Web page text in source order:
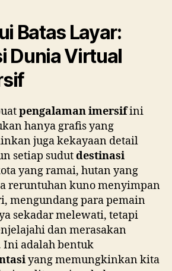
Batas Layar:
Dunia Virtual
pengalaman imersifini
hanya grafis yang
juga kekayaan detail
setiap sudutdestinasi
yang ramai, hutan yang
reruntuhan kuno menyimpan
mengundang para pemain
sekadar melewati, tetapi
dan merasakan
Ini adalah bentuk
yang memungkinkan kita